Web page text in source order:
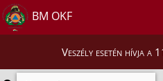
BM OKF
Veszély esetén hívja